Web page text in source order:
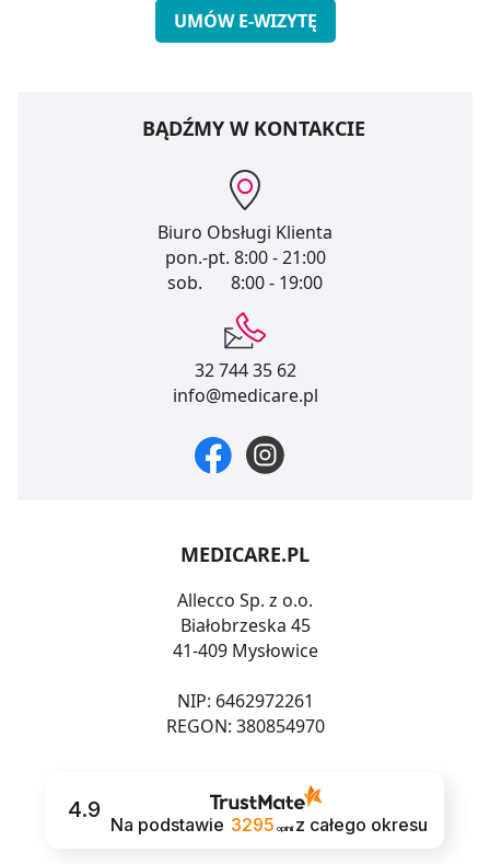
UMÓW E-WIZYTĘ
BĄDŹMY W KONTAKCIE
Biuro Obsługi Klienta
pon.-pt. 8:00 - 21:00
sob.
8:00 - 19:00
32 744 35 62
info@medicare.pl
MEDICARE.PL
Allecco Sp. z o.o.
Białobrzeska 45
41-409 Mysłowice
NIP: 6462972261
REGON: 380854970
4.9
Na podstawie 3295 opinii z całego okresu